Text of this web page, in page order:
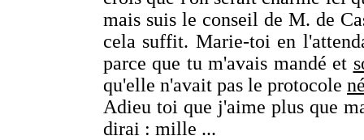
mais suis le conseil de M. de
cela suffit. Marie-toi en
parce que tu m'avais mandé et
qu'elle n'avait pas le protocole
Adieu toi que j'aime plus que
dirai : mille ...